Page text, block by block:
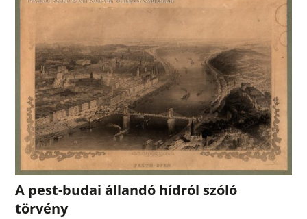
A pest-budai állandó hídról szóló
törvény